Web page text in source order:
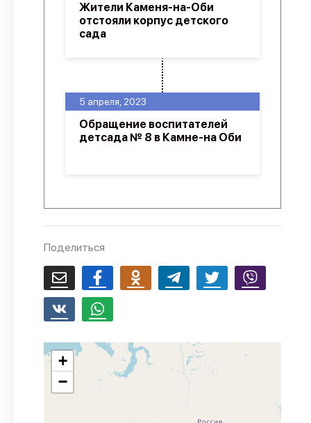
5 апреля, 2023
Обращение воспитателей
детсада № 8 в Камне-на Оби
Жители Каменя-на-Оби
отстояли корпус детского
сада
Поделиться
+
−